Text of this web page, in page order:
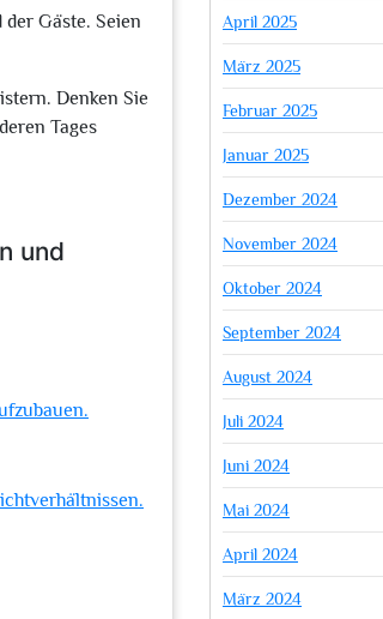
Gäste. Seien
Denken Sie
Tages
und
April 2025
März 2025
Februar 2025
Januar 2025
Dezember 2024
November 2024
Oktober 2024
September 2024
August 2024
Juli 2024
Juni 2024
Mai 2024
April 2024
März 2024